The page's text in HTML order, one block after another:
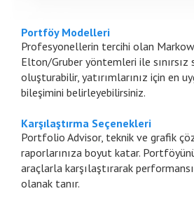
Portföy Modelleri
Profesyonellerin tercihi olan
Elton/Gruber yöntemleri ile sınırsız
oluşturabilir, yatırımlarınız için en
bileşimini belirleyebilirsiniz.
Karşılaştırma Seçenekleri
Portfolio Advisor, teknik ve grafik
raporlarınıza boyut katar.
araçlarla karşılaştırarak
olanak tanır.